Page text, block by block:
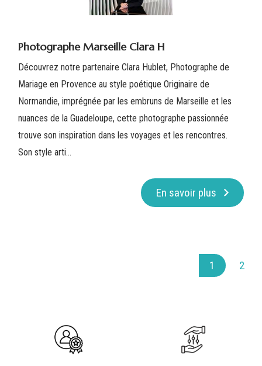
Photographe Marseille Clara H
Découvrez notre partenaire Clara Hublet, Photographe de
Mariage en Provence au style poétique Originaire de
Normandie, imprégnée par les embruns de Marseille et les
nuances de la Guadeloupe, cette photographe passionnée
trouve son inspiration dans les voyages et les rencontres.
Son style arti...
En savoir plus
1 2